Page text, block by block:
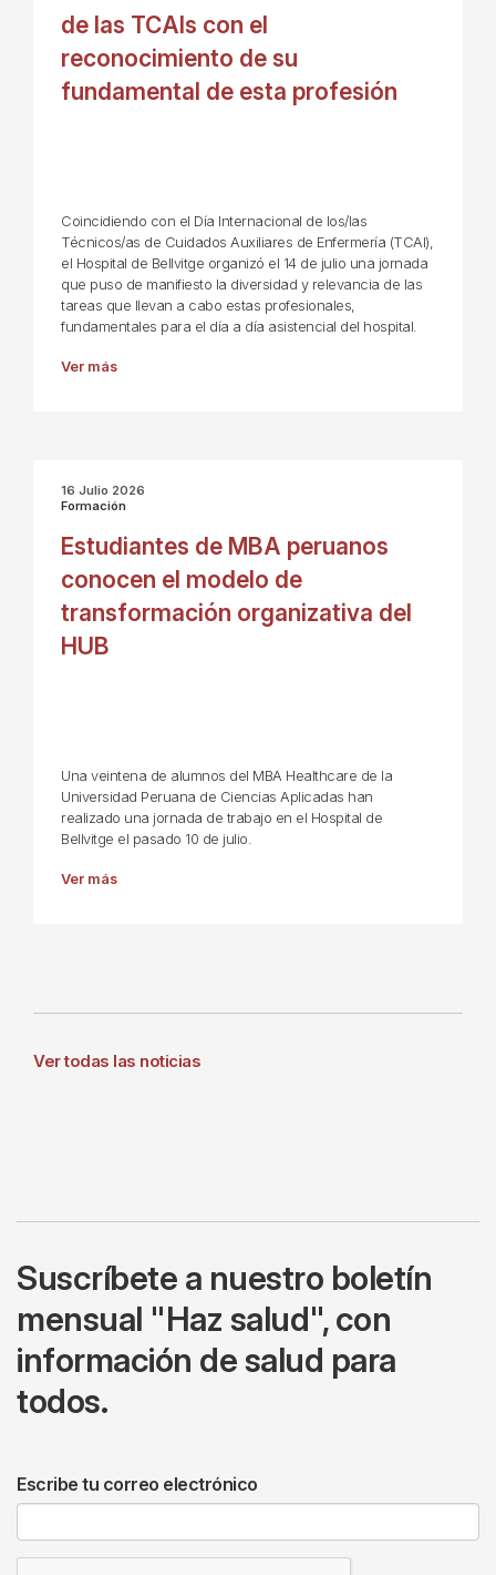
de las TCAIs con el
reconocimiento de su
fundamental de esta profesión
Coincidiendo con el Día Internacional de los/las
Técnicos/as de Cuidados Auxiliares de Enfermería (TCAI),
el Hospital de Bellvitge organizó el 14 de julio una jornada
que puso de manifiesto la diversidad y relevancia de las
tareas que llevan a cabo estas profesionales,
fundamentales para el día a día asistencial del hospital.
Ver más
16 Julio 2026
Formación
Estudiantes de MBA peruanos
conocen el modelo de
transformación organizativa del
HUB
Una veintena de alumnos del MBA Healthcare de la
Universidad Peruana de Ciencias Aplicadas han
realizado una jornada de trabajo en el Hospital de
Bellvitge el pasado 10 de julio.
Ver más
Ver todas las noticias
Suscríbete a nuestro boletín
mensual "Haz salud", con
información de salud para
todos.
Escribe tu correo electrónico